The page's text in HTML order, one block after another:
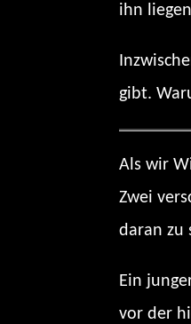
ihn
gibt.
Als wir
Zwei
daran zu
Ein
vor der